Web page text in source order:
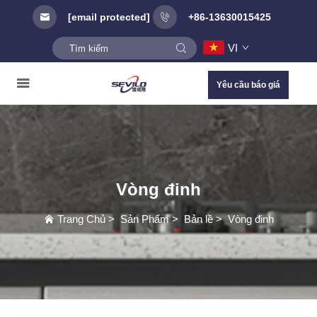
[email protected] +86-13630015425
VI
Yêu cầu báo giá
Vòng đinh
Trang Chủ> Sản Phẩm> Bản lề> Vòng đinh